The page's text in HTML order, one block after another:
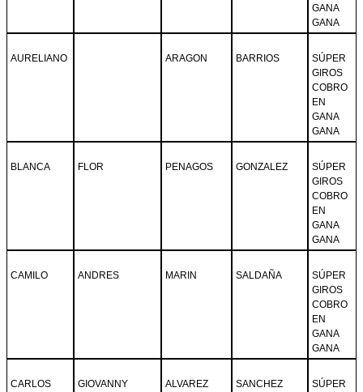
GANA
GANA
AURELIANO ARAGON BARRIOS
SÚPER
GIROS
COBRO
EN
GANA
GANA
BLANCA FLOR PENAGOS GONZALEZ
SÚPER
GIROS
COBRO
EN
GANA
GANA
CAMILO ANDRES MARIN SALDAÑA
SÚPER
GIROS
COBRO
EN
GANA
GANA
CARLOS GIOVANNY ALVAREZ SANCHEZ SÚPER